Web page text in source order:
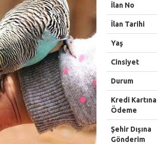
İlan No
İlan Tarihi
Yaş
Cinsiyet
Durum
Kredi Kartına
Ödeme
Şehir Dışına
Gönderim